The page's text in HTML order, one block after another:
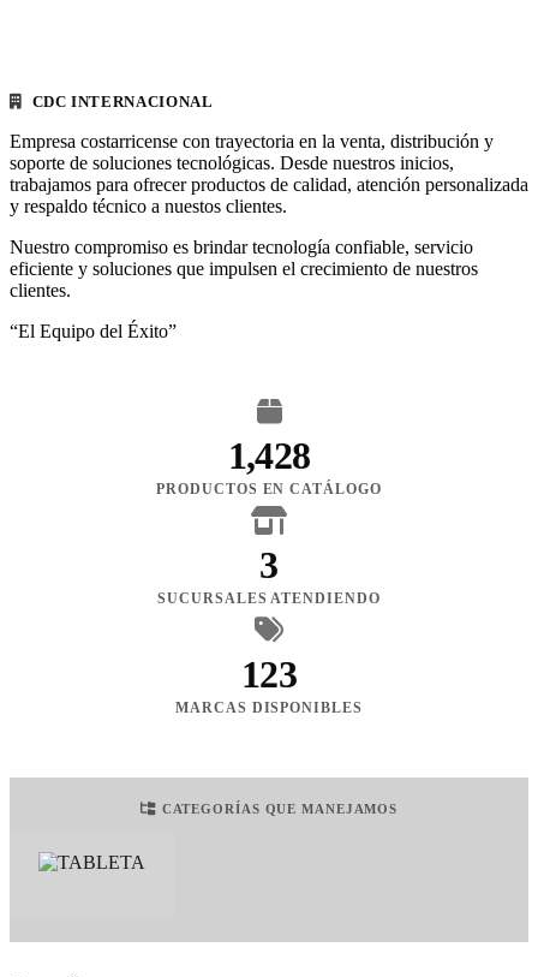
CDC INTERNACIONAL
Empresa costarricense con trayectoria en la venta, distribución y
soporte de soluciones tecnológicas. Desde nuestros inicios,
trabajamos para ofrecer productos de calidad, atención personalizada
y respaldo técnico a nuestos clientes.
Nuestro compromiso es brindar tecnología confiable, servicio
eficiente y soluciones que impulsen el crecimiento de nuestros
clientes.
“El Equipo del Éxito”
1,428
PRODUCTOS EN CATÁLOGO
3
SUCURSALES ATENDIENDO
123
MARCAS DISPONIBLES
CATEGORÍAS QUE MANEJAMOS